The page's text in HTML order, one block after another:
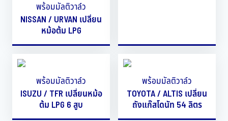
พร้อมมัลติวาล์ว
NISSAN / URVAN เปลี่ยน
หม้อต้ม LPG
พร้อมมัลติวาล์ว
ISUZU / TFR เปลี่ยนหม้อ
ต้ม LPG 6 สูบ
พร้อมมัลติวาล์ว
TOYOTA / ALTIS เปลี่ยน
ถังแก๊สโดนัท 54 ลิตร